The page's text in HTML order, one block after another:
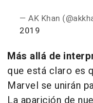
— AK Khan
2019
Más allá de
que está claro es
Marvel se unirán
La aparición de